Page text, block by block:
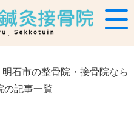
石市の整骨院・接骨院なら
の記事一覧